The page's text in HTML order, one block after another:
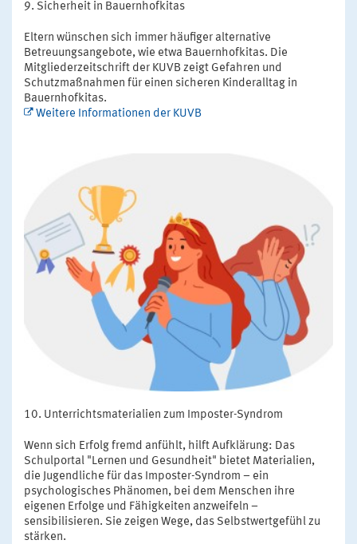
Sicherheit in Bauernhofkitas
Eltern wünschen sich immer häufiger alternative
Betreuungsangebote, wie etwa Bauernhofkitas. Die
Mitgliederzeitschrift der KUVB zeigt Gefahren und
Schutzmaßnahmen für einen sicheren Kinderalltag in
Bauernhofkitas.
Weitere Informationen der KUVB
Unterrichtsmaterialien zum Imposter-Syndrom
Wenn sich Erfolg fremd anfühlt, hilft Aufklärung: Das
Schulportal "Lernen und Gesundheit" bietet Materialien,
die Jugendliche für das Imposter-Syndrom – ein
psychologisches Phänomen, bei dem Menschen ihre
eigenen Erfolge und Fähigkeiten anzweifeln –
sensibilisieren. Sie zeigen Wege, das Selbstwertgefühl zu
stärken.